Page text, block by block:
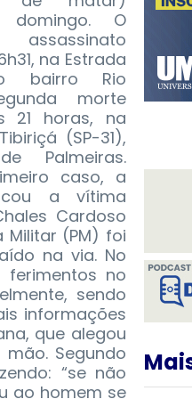
O
na Estrada
bairro Rio
morte
21 horas, na
(SP-31),
Palmeiras.
caso, a
a vítima
Cardoso
Militar (PM) foi
na via. No
ferimentos no
sendo
informações
que alegou
Segundo
“se não
ao homem se